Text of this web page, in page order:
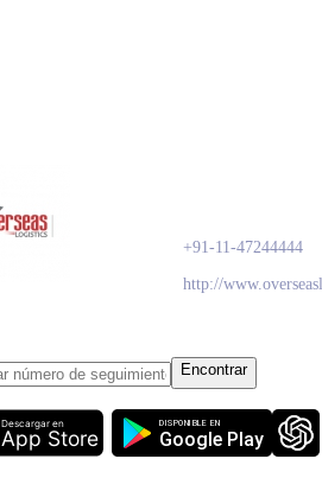
+91-11-47244444
http://
Encontrar
App Store
Descargar en
Google Play
DISPONIBLE EN